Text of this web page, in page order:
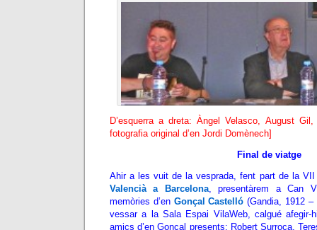
D’esquerra a dreta: Àngel Velasco, August
fotografia original d’en Jordi Domènech]
Final de viatge
Ahir a les vuit de la vesprada, fent part de la
Valencià a Barcelona, presentàrem a Can
memòries d’en Gonçal Castelló (Gandia, 1912
vessar a la Sala Espai VilaWeb, calgué
amics d’en Gonçal presents: Robert Surroca,